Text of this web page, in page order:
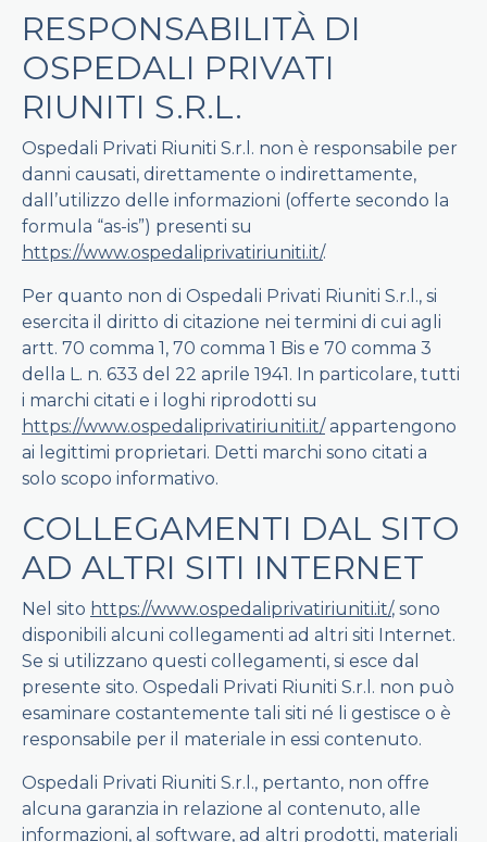
RESPONSABILITÀ DI
OSPEDALI PRIVATI
RIUNITI S.R.L.
Ospedali Privati Riuniti S.r.l. non è responsabile per
danni causati, direttamente o indirettamente,
dall’utilizzo delle informazioni (offerte secondo la
formula “as-is”) presenti su
https://www.ospedaliprivatiriuniti.it/.
Per quanto non di Ospedali Privati Riuniti S.r.l., si
esercita il diritto di citazione nei termini di cui agli
artt. 70 comma 1, 70 comma 1 Bis e 70 comma 3
della L. n. 633 del 22 aprile 1941. In particolare, tutti
i marchi citati e i loghi riprodotti su
https://www.ospedaliprivatiriuniti.it/appartengono
ai legittimi proprietari. Detti marchi sono citati a
solo scopo informativo.
COLLEGAMENTI DAL SITO
AD ALTRI SITI INTERNET
Nel sito https://www.ospedaliprivatiriuniti.it/, sono
disponibili alcuni collegamenti ad altri siti Internet.
Se si utilizzano questi collegamenti, si esce dal
presente sito. Ospedali Privati Riuniti S.r.l. non può
esaminare costantemente tali siti né li gestisce o è
responsabile per il materiale in essi contenuto.
Ospedali Privati Riuniti S.r.l., pertanto, non offre
alcuna garanzia in relazione al contenuto, alle
informazioni, al software, ad altri prodotti, materiali